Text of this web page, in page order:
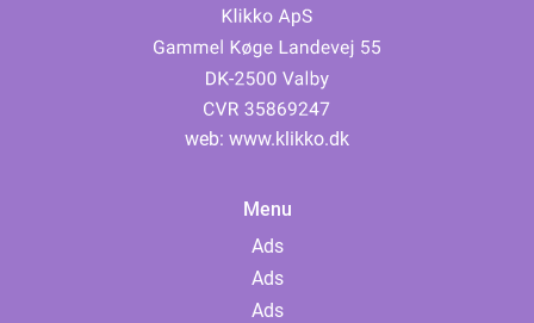
web: www.klikko.dk
Menu
Ads
Ads
Ads